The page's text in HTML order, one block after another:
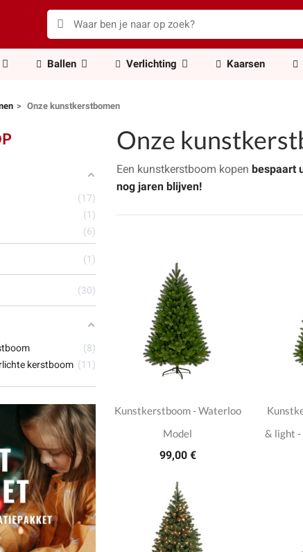
Ballen Verlichting Kaarsen
Onze kunstkerstbomen
17
1
6
1
30
8
kerstboom
11
Onze
Een kunstkerstboom kopen bespaart
nog jaren blijven!
Kunstkerstboom - Waterloo
Model
99,00 €
& light -